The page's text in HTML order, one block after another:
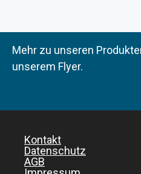
Mehr zu unseren
unserem Flyer.
Kontakt
Datenschutz
AGB